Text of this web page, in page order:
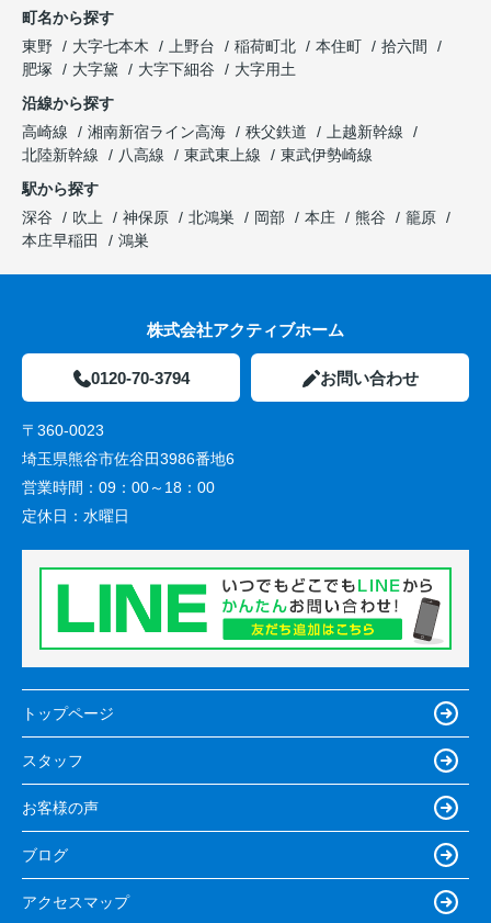
町名から探す
東野
大字七本木 上野台 稲荷町北 本住町
拾六間
肥塚
大字黛 大字下細谷
大字用土
沿線から探す
高崎線
湘南新宿ライン高海 秩父鉄道
上越新幹線
北陸新幹線
八高線 東武東上線
東武伊勢崎線
駅から探す
深谷
吹上 神保原 北鴻巣 岡部 本庄 熊谷
籠原
本庄早稲田
鴻巣
株式会社アクティブホーム
0120-70-3794 お問い合わせ
〒360-0023
埼玉県熊谷市佐谷田3986番地6
営業時間： 09：00～18：00
定休日： 水曜日
トップページ
スタッフ
お客様の声
ブログ
アクセスマップ